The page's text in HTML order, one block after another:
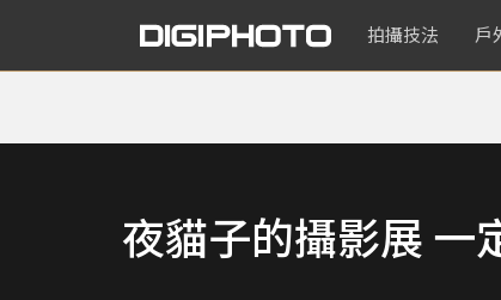
拍攝技法 戶
夜貓子的攝影展 一